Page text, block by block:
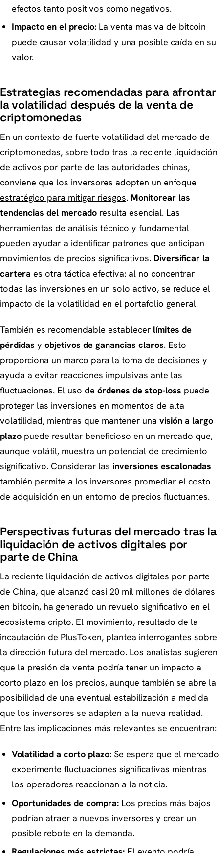
efectos tanto positivos como negativos.
Impacto en el precio:La venta masiva de bitcoin
puede causar volatilidad y una posible caída en su
valor.
Estrategias recomendadas para afrontar
la volatilidad después de la venta de
criptomonedas
En un contexto de fuerte volatilidad del mercado de
criptomonedas, sobre todo tras la reciente liquidación
de activos por parte de las autoridades chinas,
conviene que los inversores adopten un enfoque
estratégico para mitigar riesgos. Monitorear las
tendencias del mercado resulta esencial. Las
herramientas de análisis técnico y fundamental
pueden ayudar a identificar patrones que anticipan
movimientos de precios significativos. Diversificar la
cartera es otra táctica efectiva: al no concentrar
todas las inversiones en un solo activo, se reduce el
impacto de la volatilidad en el portafolio general.
También es recomendable establecer límites de
pérdidas y objetivos de ganancias claros. Esto
proporciona un marco para la toma de decisiones y
ayuda a evitar reacciones impulsivas ante las
fluctuaciones. El uso de órdenes de stop-loss puede
proteger las inversiones en momentos de alta
volatilidad, mientras que mantener una visión a largo
plazo puede resultar beneficioso en un mercado que,
aunque volátil, muestra un potencial de crecimiento
significativo. Considerar las inversiones escalonadas
también permite a los inversores promediar el costo
de adquisición en un entorno de precios fluctuantes.
Perspectivas futuras del mercado tras la
liquidación de activos digitales por
parte de China
La reciente liquidación de activos digitales por parte
de China, que alcanzó casi 20 mil millones de dólares
en bitcoin, ha generado un revuelo significativo en el
ecosistema cripto. El movimiento, resultado de la
incautación de PlusToken, plantea interrogantes sobre
la dirección futura del mercado. Los analistas sugieren
que la presión de venta podría tener un impacto a
corto plazo en los precios, aunque también se abre la
posibilidad de una eventual estabilización a medida
que los inversores se adapten a la nueva realidad.
Entre las implicaciones más relevantes se encuentran:
Volatilidad a corto plazo:Se espera que el mercado
experimente fluctuaciones significativas mientras
los operadores reaccionan a la noticia.
Oportunidades de compra:Los precios más bajos
podrían atraer a nuevos inversores y crear un
posible rebote en la demanda.